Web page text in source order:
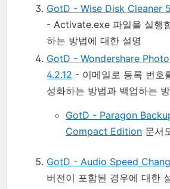
GotD - Wise Disk Cleaner
- Activate.exe 파일을 실행
하는 방법에 대한 설명
GotD - Wondershare
4.2.12 - 이메일로 등록 번호
성화하는 방법과 백업하는
GotD - Paragon
Compact Edition 문서
GotD - Audio Speed
버전이 포함된 경우에 대한